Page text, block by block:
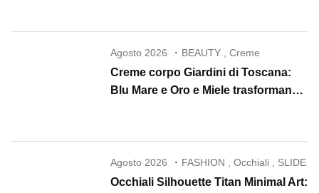
Agosto 2026 BEAUTY ,Creme
Creme corpo Giardini di Toscana:
Blu Mare e Oro e Miele trasformano
Agosto 2026 FASHION ,Occhiali SLIDE
Occhiali Silhouette Titan Minimal Art: